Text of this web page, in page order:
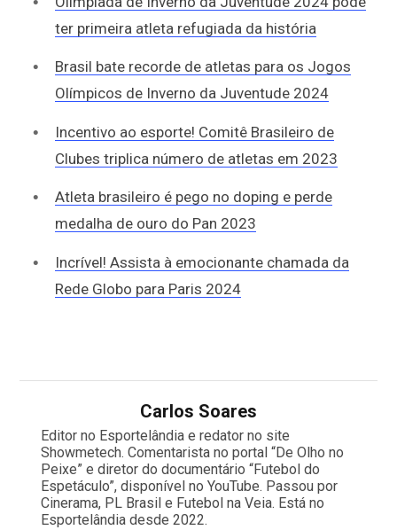
ter primeira atleta refugiada da história
Brasil bate recorde de atletas para os Jogos
Olímpicos de Inverno da Juventude 2024
Incentivo ao esporte! Comitê Brasileiro de
Clubes triplica número de atletas em 2023
Atleta brasileiro é pego no doping e perde
medalha de ouro do Pan 2023
Incrível! Assista à emocionante chamada da
Rede Globo para Paris 2024
Carlos Soares
Editor no Esportelândia e redator no site
Showmetech. Comentarista no portal “De Olho no
Peixe” e diretor do documentário “Futebol do
Espetáculo”, disponível no YouTube. Passou por
Cinerama, PL Brasil e Futebol na Veia. Está no
Esportelândia desde 2022.